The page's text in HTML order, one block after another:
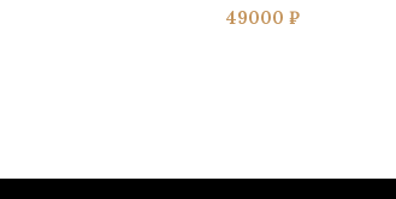
49000 ₽